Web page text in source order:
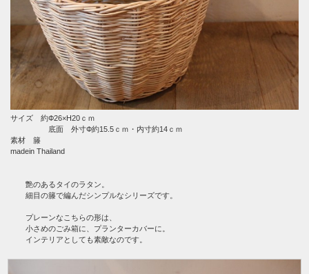
サイズ 約Ф26×H20ｃｍ
底面 外寸Ф約15.5ｃｍ・内寸約14ｃｍ
素材 籐
madein Thailand
艶のあるタイのラタン。
細目の籐で編んだシンプルなシリーズです。
プレーンなこちらの形は、
小さめのごみ箱に、プランターカバーに。
インテリアとしても素敵なのです。